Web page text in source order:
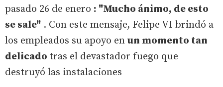
pasado 26 de enero : "Mucho ánimo, de esto
se sale" . Con este mensaje, Felipe VI brindó a
los empleados su apoyo en un momento tan
delicado tras el devastador fuego que
destruyó las instalaciones